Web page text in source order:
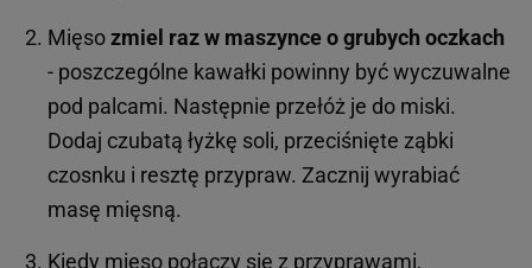
Mięsozmiel raz w maszynce o grubych oczkach
- poszczególne kawałki powinny być wyczuwalne
pod palcami. Następnie przełóż je do miski.
Dodaj czubatą łyżkę soli, przeciśnięte ząbki
czosnku i resztę przypraw. Zacznij wyrabiać
masę mięsną.
Kiedy mięso połączy się z przyprawami,